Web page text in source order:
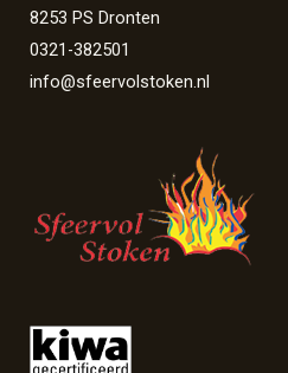
8253 PS Dronten
0321-382501
info@sfeervolstoken.nl